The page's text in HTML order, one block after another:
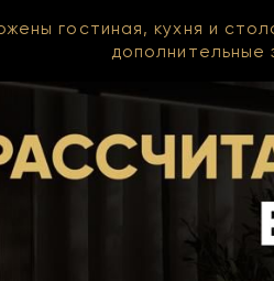
гостиная, кухня и
дополнительные